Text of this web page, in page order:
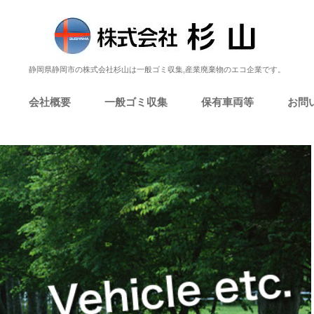
静岡県静岡市の株式会社杉山は一般ゴミ収集,産業廃棄物のエコ企業です。
会社概要 一般ゴミ収集 保有車両等 お問